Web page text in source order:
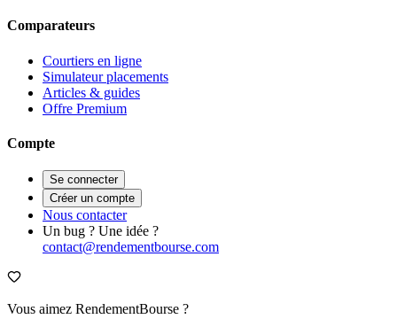
Comparateurs
Courtiers en ligne
Simulateur placements
Articles & guides
Offre Premium
Compte
Se connecter
Créer un compte
Nous contacter
Un bug ? Une idée ?
contact@rendementbourse.com
Vous aimez RendementBourse ?